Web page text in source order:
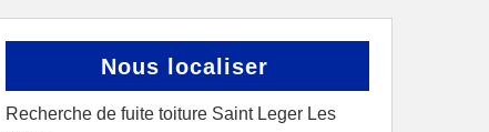
Nous localiser
Recherche de fuite toiture Saint Leger Les